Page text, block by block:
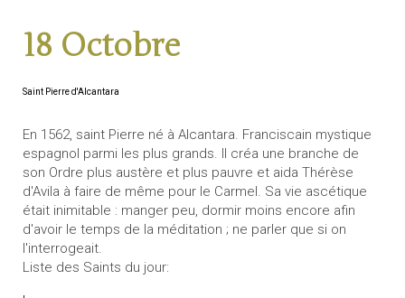
18 Octobre
Saint Pierre d'Alcantara
En 1562, saint Pierre né à Alcantara. Franciscain mystique
espagnol parmi les plus grands. Il créa une branche de
son Ordre plus austère et plus pauvre et aida Thérèse
d'Avila à faire de même pour le Carmel. Sa vie ascétique
était inimitable : manger peu, dormir moins encore afin
d'avoir le temps de la méditation ; ne parler que si on
l'interrogeait.
Liste des Saints du jour: